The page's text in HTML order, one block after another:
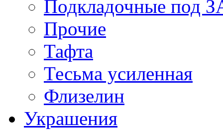
Подкладочные под
Прочие
Тафта
Тесьма усиленная
Флизелин
Украшения